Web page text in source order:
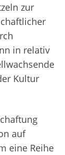
zur
in relativ
Kultur
auf
eine Reihe